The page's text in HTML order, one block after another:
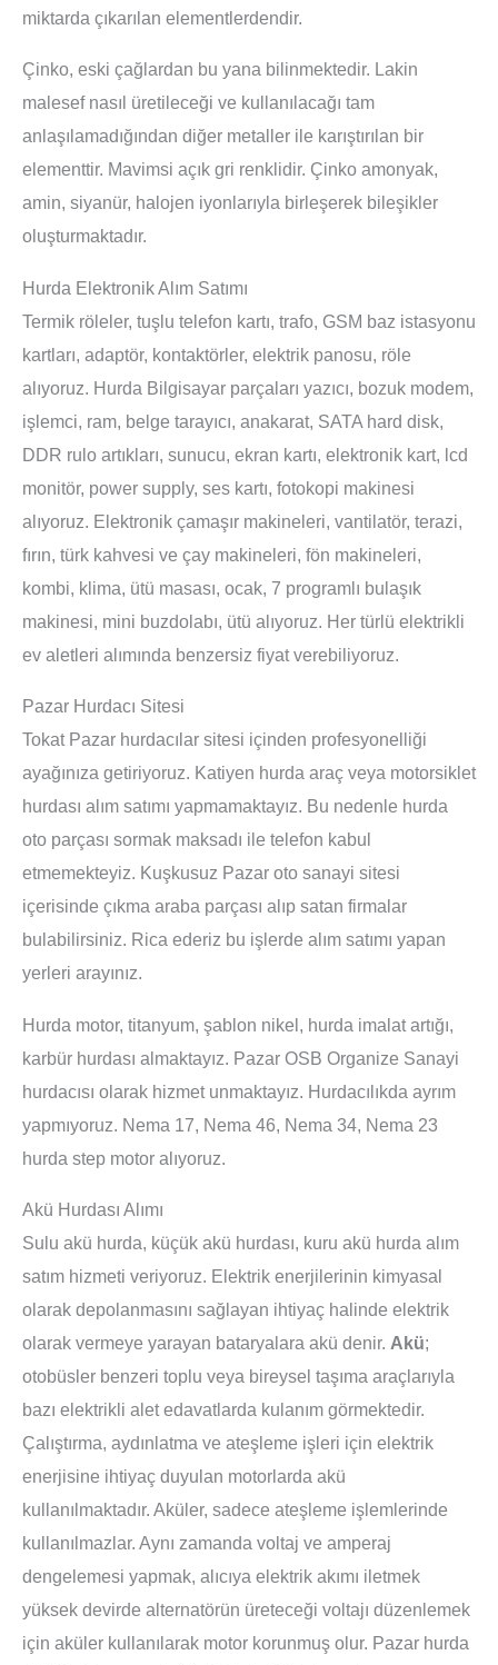
miktarda çıkarılan elementlerdendir.
Çinko, eski çağlardan bu yana bilinmektedir. Lakin
malesef nasıl üretileceği ve kullanılacağı tam
anlaşılamadığından diğer metaller ile karıştırılan bir
elementtir. Mavimsi açık gri renklidir. Çinko amonyak,
amin, siyanür, halojen iyonlarıyla birleşerek bileşikler
oluşturmaktadır.
Hurda Elektronik Alım Satımı
Termik röleler, tuşlu telefon kartı, trafo, GSM baz istasyonu
kartları, adaptör, kontaktörler, elektrik panosu, röle
alıyoruz. Hurda Bilgisayar parçaları yazıcı, bozuk modem,
işlemci, ram, belge tarayıcı, anakarat, SATA hard disk,
DDR rulo artıkları, sunucu, ekran kartı, elektronik kart, lcd
monitör, power supply, ses kartı, fotokopi makinesi
alıyoruz. Elektronik çamaşır makineleri, vantilatör, terazi,
fırın, türk kahvesi ve çay makineleri, fön makineleri,
kombi, klima, ütü masası, ocak, 7 programlı bulaşık
makinesi, mini buzdolabı, ütü alıyoruz. Her türlü elektrikli
ev aletleri alımında benzersiz fiyat verebiliyoruz.
Pazar Hurdacı Sitesi
Tokat Pazar hurdacılar sitesi içinden profesyonelliği
ayağınıza getiriyoruz. Katiyen hurda araç veya motorsiklet
hurdası alım satımı yapmamaktayız. Bu nedenle hurda
oto parçası sormak maksadı ile telefon kabul
etmemekteyiz. Kuşkusuz Pazar oto sanayi sitesi
içerisinde çıkma araba parçası alıp satan firmalar
bulabilirsiniz. Rica ederiz bu işlerde alım satımı yapan
yerleri arayınız.
Hurda motor, titanyum, şablon nikel, hurda imalat artığı,
karbür hurdası almaktayız. Pazar OSB Organize Sanayi
hurdacısı olarak hizmet unmaktayız. Hurdacılıkda ayrım
yapmıyoruz. Nema 17, Nema 46, Nema 34, Nema 23
hurda step motor alıyoruz.
Akü Hurdası Alımı
Sulu akü hurda, küçük akü hurdası, kuru akü hurda alım
satım hizmeti veriyoruz. Elektrik enerjilerinin kimyasal
olarak depolanmasını sağlayan ihtiyaç halinde elektrik
olarak vermeye yarayan bataryalara akü denir. Akü;
otobüsler benzeri toplu veya bireysel taşıma araçlarıyla
bazı elektrikli alet edavatlarda kulanım görmektedir.
Çalıştırma, aydınlatma ve ateşleme işleri için elektrik
enerjisine ihtiyaç duyulan motorlarda akü
kullanılmaktadır. Aküler, sadece ateşleme işlemlerinde
kullanılmazlar. Aynı zamanda voltaj ve amperaj
dengelemesi yapmak, alıcıya elektrik akımı iletmek
yüksek devirde alternatörün üreteceği voltajı düzenlemek
için aküler kullanılarak motor korunmuş olur. Pazar hurda